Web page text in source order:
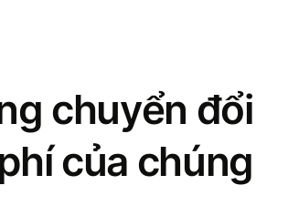
chuyển đổi
của chúng